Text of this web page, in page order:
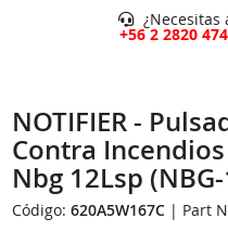
¿Necesitas
+56 2 2820
NOTIFIER -
Contra
Nbg 12Lsp (NBG-
Código:620A5W167C | Part